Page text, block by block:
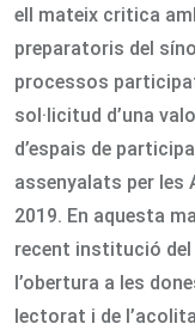
ell mateix critica
preparatoris del
processos
sol·licitud d’una
d’espais de
assenyalats per les
2019. En aquesta
recent institució
l’obertura a les
lectorat i de